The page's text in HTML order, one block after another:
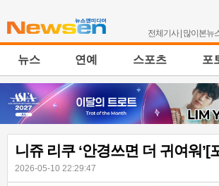
전체기사| 많이본뉴
뉴스 연예 스포츠 포
니쥬 리쿠 ‘안경쓰면 더 귀여워’[
2026-05-10 22:29:47